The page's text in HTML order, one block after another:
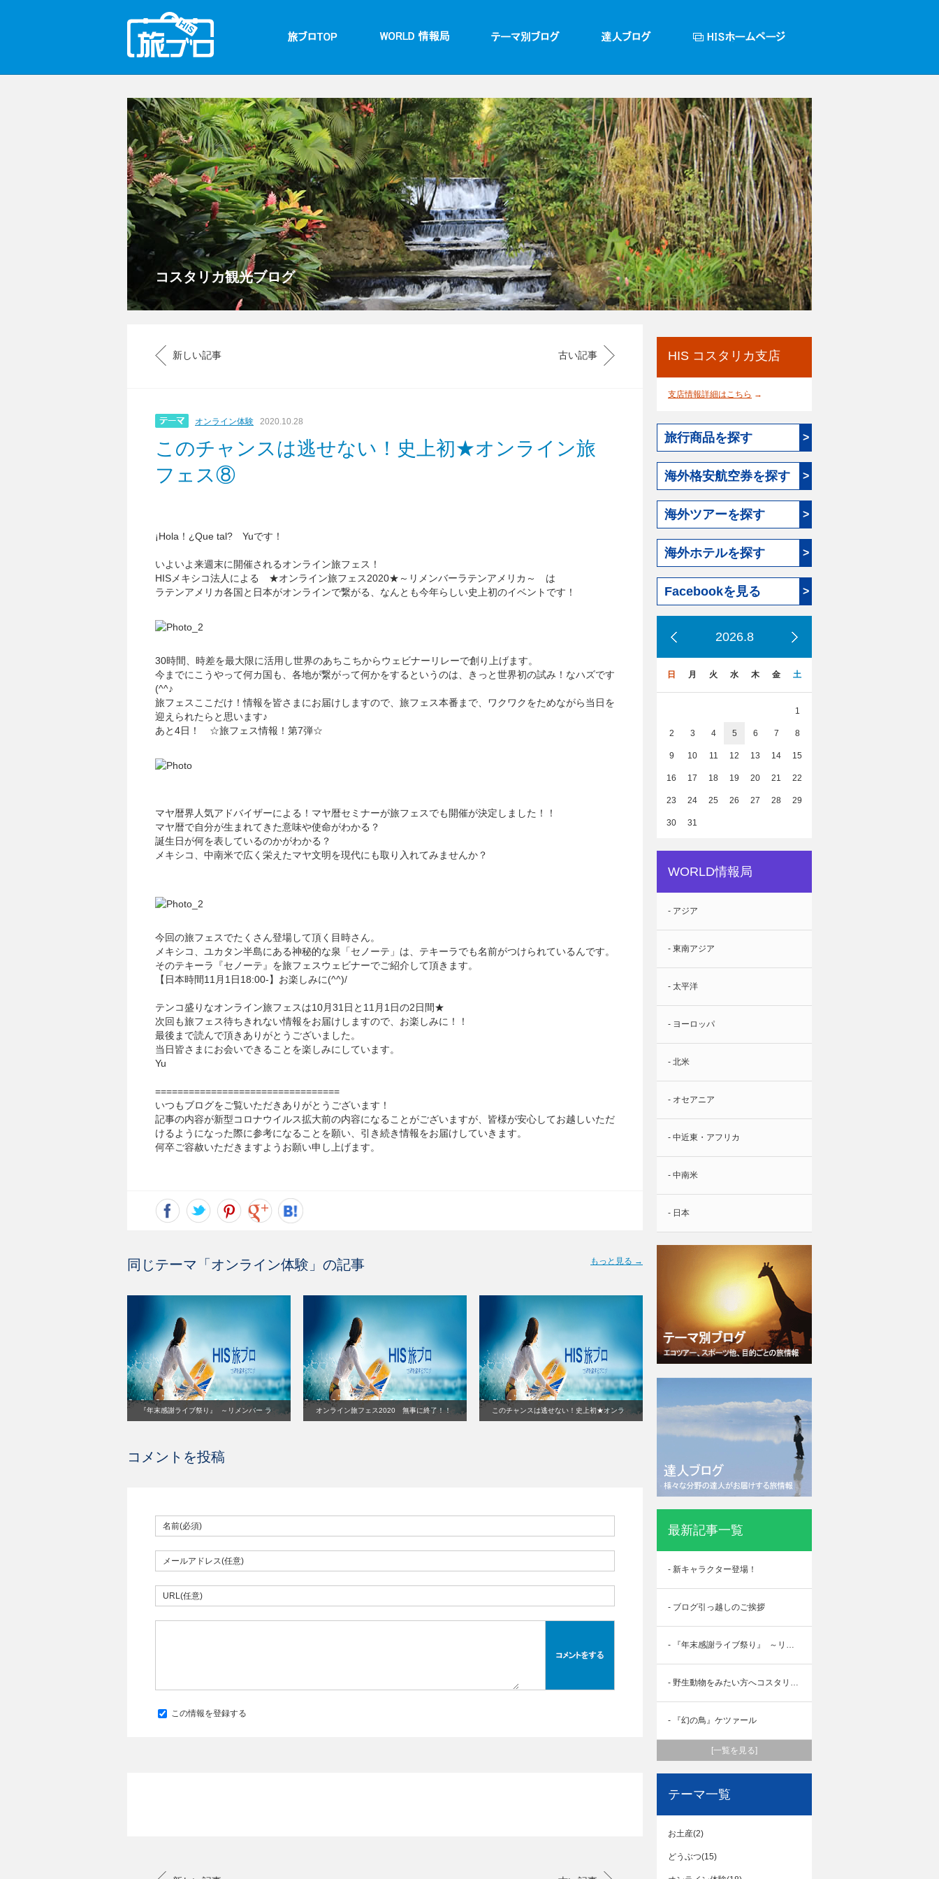
コスタリカ観光ブログ
新しい記事 古い記事
オンライン体験 2020.10.28
このチャンスは逃せない！史上初★オンライン旅
フェス⑧
¡Hola！¿Que tal? Yuです！
いよいよ来週末に開催されるオンライン旅フェス！
HISメキシコ法人による ★オンライン旅フェス2020★～リメンバーラテンアメリカ～ は
ラテンアメリカ各国と日本がオンラインで繋がる、なんとも今年らしい史上初のイベントです！
30時間、時差を最大限に活用し世界のあちこちからウェビナーリレーで創り上げます。
今までにこうやって何カ国も、各地が繋がって何かをするというのは、きっと世界初の試み！なハズです
(^^♪
旅フェスここだけ！情報を皆さまにお届けしますので、旅フェス本番まで、ワクワクをためながら当日を
迎えられたらと思います♪
あと4日！ ☆旅フェス情報！第7弾☆
マヤ暦界人気アドバイザーによる！マヤ暦セミナーが旅フェスでも開催が決定しました！！
マヤ暦で自分が生まれてきた意味や使命がわかる？
誕生日が何を表しているのかがわかる？
メキシコ、中南米で広く栄えたマヤ文明を現代にも取り入れてみませんか？
今回の旅フェスでたくさん登場して頂く目時さん。
メキシコ、ユカタン半島にある神秘的な泉「セノーテ」は、テキーラでも名前がつけられているんです。
そのテキーラ『セノーテ』を旅フェスウェビナーでご紹介して頂きます。
【日本時間11月1日18:00-】お楽しみに(^^)/
テンコ盛りなオンライン旅フェスは10月31日と11月1日の2日間★
次回も旅フェス待ちきれない情報をお届けしますので、お楽しみに！！
最後まで読んで頂きありがとうございました。
当日皆さまにお会いできることを楽しみにしています。
Yu
=================================
いつもブログをご覧いただきありがとうございます！
記事の内容が新型コロナウイルス拡大前の内容になることがございますが、皆様が安心してお越しいただ
けるようになった際に参考になることを願い、引き続き情報をお届けしていきます。
何卒ご容赦いただきますようお願い申し上げます。
同じテーマ「 オンライン体験 」の記事 もっと見る →
『年末感謝ライブ祭り』 ～リメンバー ラ オンライン旅フェス2020 無事に終了！！ このチャンスは逃せない！史上初★オンラ
コメントを投稿
この情報を登録する
HIS コスタリカ支店
支店情報詳細はこちら →
旅行商品を探す >
海外格安航空券を探す >
海外ツアーを探す >
海外ホテルを探す >
Facebookを見る >
2026.8
日 月 火 水 木 金 土
1
2 3 4 5 6 7 8
9 10 11 12 13 14 15
16 17 18 19 20 21 22
23 24 25 26 27 28 29
30 31
WORLD情報局
- アジア
- 東南アジア
- 太平洋
- ヨーロッパ
- 北米
- オセアニア
- 中近東・アフリカ
- 中南米
- 日本
最新記事一覧
- 新キャラクター登場！
- ブログ引っ越しのご挨拶
- 『年末感謝ライブ祭り』 ～リメンバー ラテンアメリカ～ サステナブルは地球を救う☆
- 野生動物をみたい方へコスタリカをおすすめする理由
- 『幻の鳥』ケツァール
[一覧を見る]
テーマ一覧
お土産(2)
どうぶつ(15)